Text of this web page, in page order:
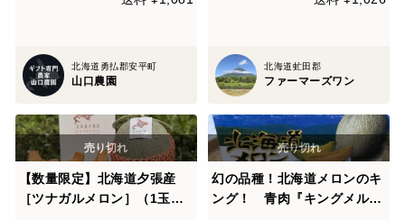
北海道勇払郡安平町
山口農園
北海道虻田郡
ファーマーズワン
【数量限定】北海道夕張産
［ツナガルメロン］（1玉）
幻の品種！北海道メロンのキ
ング！ 青肉『キングメルテ